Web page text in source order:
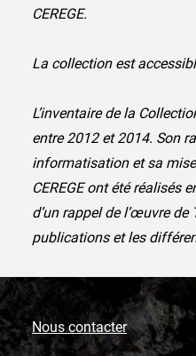
CEREGE.
La collection est
L’inventaire de la
entre 2012 et 2014. Son
informatisation et sa
CEREGE ont été réalisés
d’un rappel de l’œuvre de
publications et les
Nous contacter